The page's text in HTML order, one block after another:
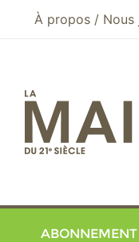
Aller au menu principal
Aller au contenu
À propos / Nous